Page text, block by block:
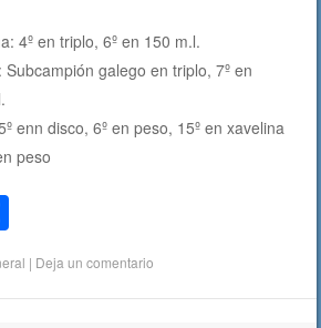
4º en triplo, 6º en 150 m.l.
galego en triplo, 7º en
enn disco, 6º en peso, 15º en xavelina
peso
o
m
| Deja un comentario